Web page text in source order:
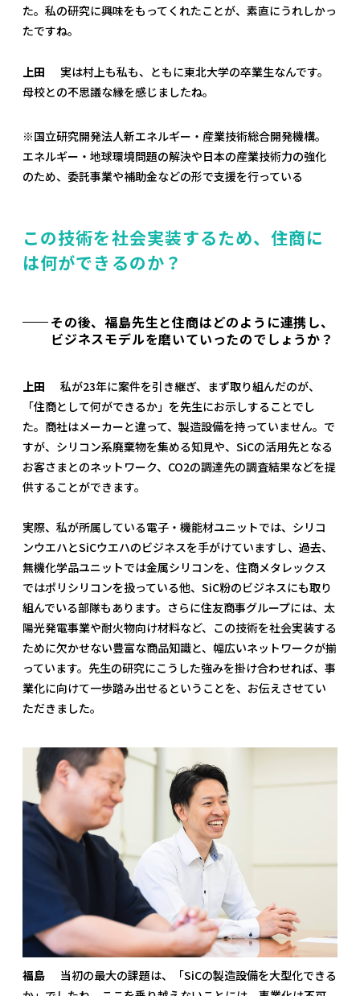
た。私の研究に興味をもってくれたことが、素直にうれしかっ
たですね。
上田
実は村上も私も、ともに東北大学の卒業生なんです。
母校との不思議な縁を感じましたね。
※国立研究開発法人新エネルギー・産業技術総合開発機構。
エネルギー・地球環境問題の解決や日本の産業技術力の強化
のため、委託事業や補助金などの形で支援を行っている
この技術を社会実装するため、住商に
は何ができるのか？
その後、福島先生と住商はどのように連携し、
ビジネスモデルを磨いていったのでしょうか？
上田
私が23年に案件を引き継ぎ、まず取り組んだのが、
「住商として何ができるか」を先生にお示しすることでし
た。商社はメーカーと違って、製造設備を持っていません。で
すが、シリコン系廃棄物を集める知見や、SiCの活用先となる
お客さまとのネットワーク、CO2の調達先の調査結果などを提
供することができます。
実際、私が所属している電子・機能材ユニットでは、シリコ
ンウエハとSiCウエハのビジネスを手がけていますし、過去、
無機化学品ユニットでは金属シリコンを、住商メタレックス
ではポリシリコンを扱っている他、SiC粉のビジネスにも取り
組んでいる部隊もあります。さらに住友商事グループには、太
陽光発電事業や耐火物向け材料など、この技術を社会実装する
ために欠かせない豊富な商品知識と、幅広いネットワークが揃
っています。先生の研究にこうした強みを掛け合わせれば、事
業化に向けて一歩踏み出せるということを、お伝えさせてい
ただきました。
福島
当初の最大の課題は、「SiCの製造設備を大型化できる